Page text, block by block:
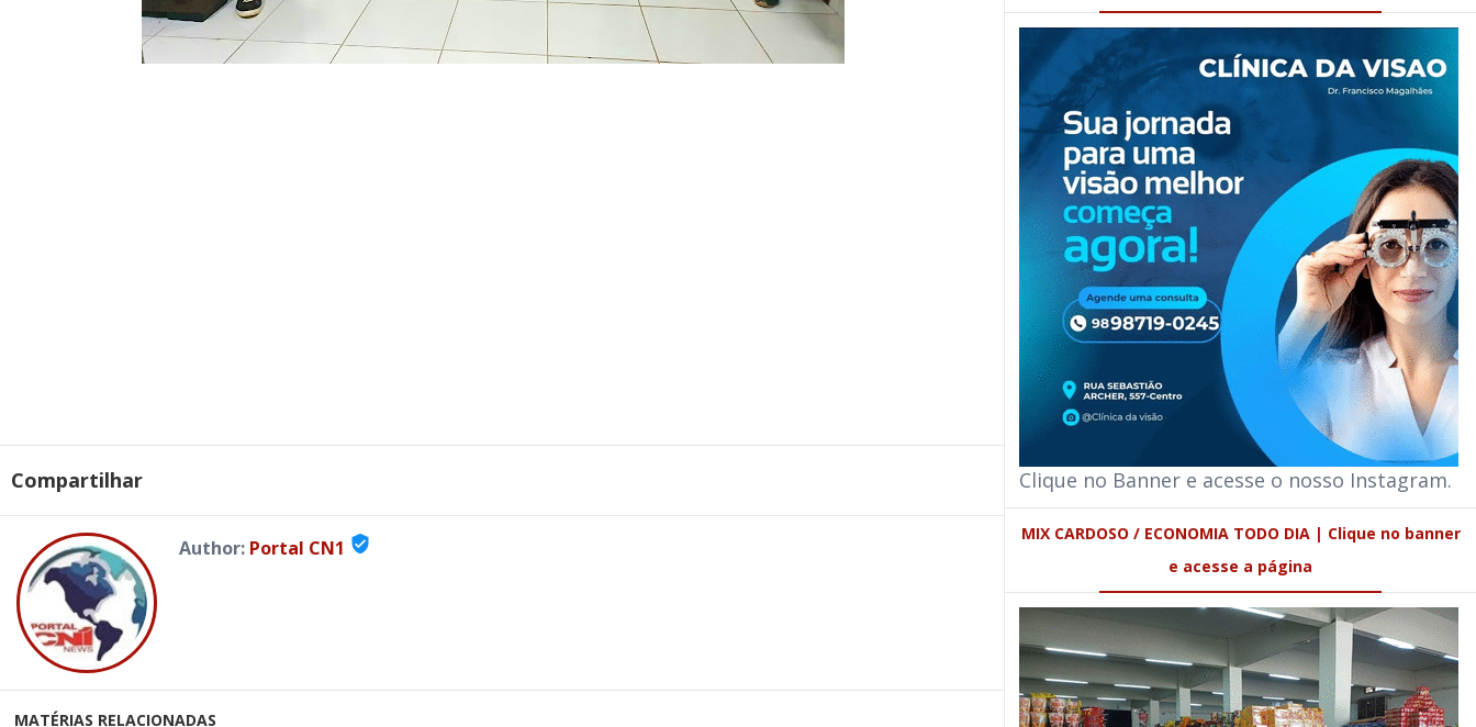
Compartilhar
Author: Portal CN1 verified_user
MATÉRIAS RELACIONADAS
Clique no Banner e acesse o nosso Instagram.
MIX CARDOSO / ECONOMIA TODO DIA | Clique no banner
e acesse a página